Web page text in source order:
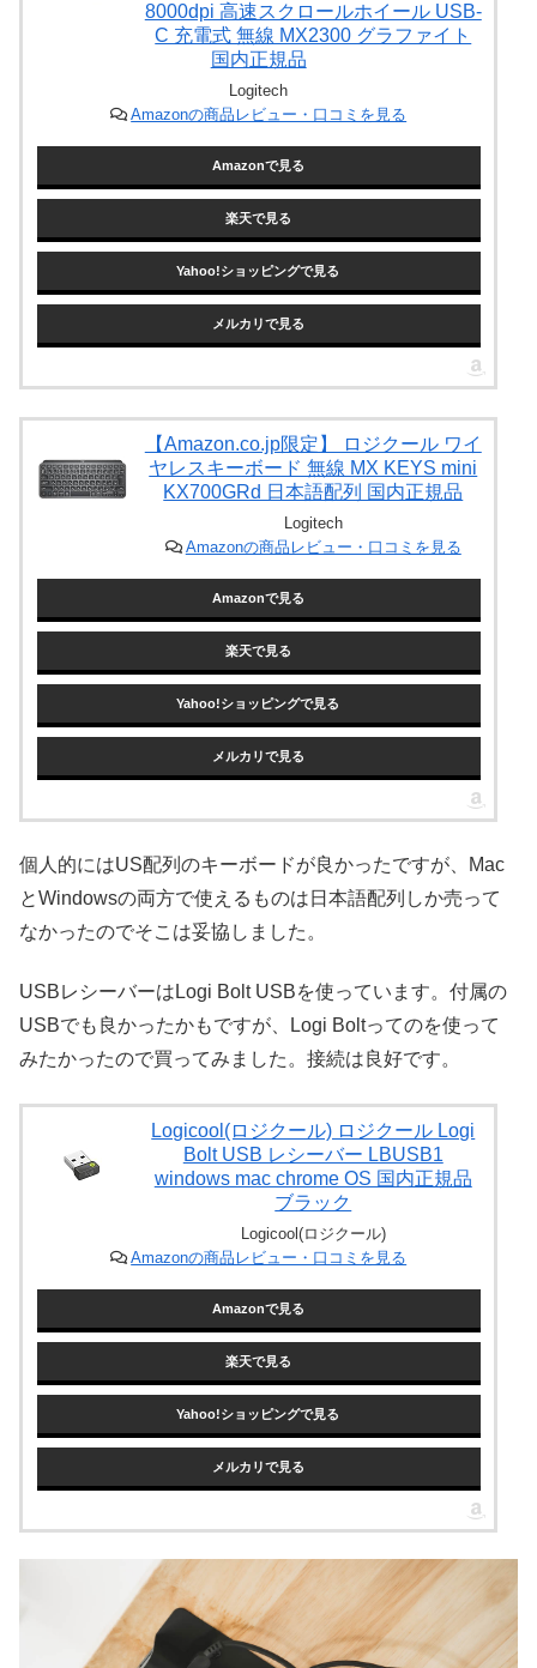
8000dpi 高速スクロールホイール USB-
C 充電式 無線 MX2300 グラファイト
国内正規品
Logitech
Amazonの商品レビュー・口コミを見る
Amazonで見る
楽天で見る
Yahoo!ショッピングで見る
メルカリで見る
【Amazon.co.jp限定】 ロジクール ワイ
ヤレスキーボード 無線 MX KEYS mini
KX700GRd 日本語配列 国内正規品
Logitech
Amazonの商品レビュー・口コミを見る
Amazonで見る
楽天で見る
Yahoo!ショッピングで見る
メルカリで見る
個人的にはUS配列のキーボードが良かったですが、Mac
とWindowsの両方で使えるものは日本語配列しか売って
なかったのでそこは妥協しました。
USBレシーバーはLogi Bolt USBを使っています。付属の
USBでも良かったかもですが、Logi Boltってのを使って
みたかったので買ってみました。接続は良好です。
Logicool(ロジクール) ロジクール Logi
Bolt USB レシーバー LBUSB1
windows mac chrome OS 国内正規品
ブラック
Logicool(ロジクール)
Amazonの商品レビュー・口コミを見る
Amazonで見る
楽天で見る
Yahoo!ショッピングで見る
メルカリで見る